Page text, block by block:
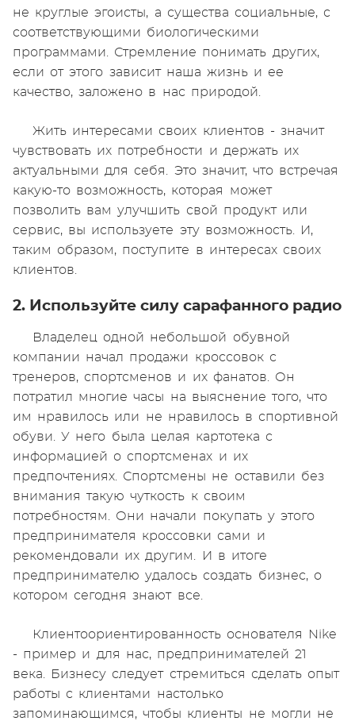
не круглые эгоисты, а существа социальные, с
соответствующими биологическими
программами. Стремление понимать других,
если от этого зависит наша жизнь и ее
качество, заложено в нас природой.
Жить интересами своих клиентов - значит
чувствовать их потребности и держать их
актуальными для себя. Это значит, что встречая
какую-то возможность, которая может
позволить вам улучшить свой продукт или
сервис, вы используете эту возможность. И,
таким образом, поступите в интересах своих
клиентов.
2. Используйте силу сарафанного радио
Владелец одной небольшой обувной
компании начал продажи кроссовок с
тренеров, спортсменов и их фанатов. Он
потратил многие часы на выяснение того, что
им нравилось или не нравилось в спортивной
обуви. У него была целая картотека с
информацией о спортсменах и их
предпочтениях. Спортсмены не оставили без
внимания такую чуткость к своим
потребностям. Они начали покупать у этого
предпринимателя кроссовки сами и
рекомендовали их другим. И в итоге
предпринимателю удалось создать бизнес, о
котором сегодня знают все.
Клиентоориентированность основателя Nike
- пример и для нас, предпринимателей 21
века. Бизнесу следует стремиться сделать опыт
работы с клиентами настолько
запоминающимся, чтобы клиенты не могли не